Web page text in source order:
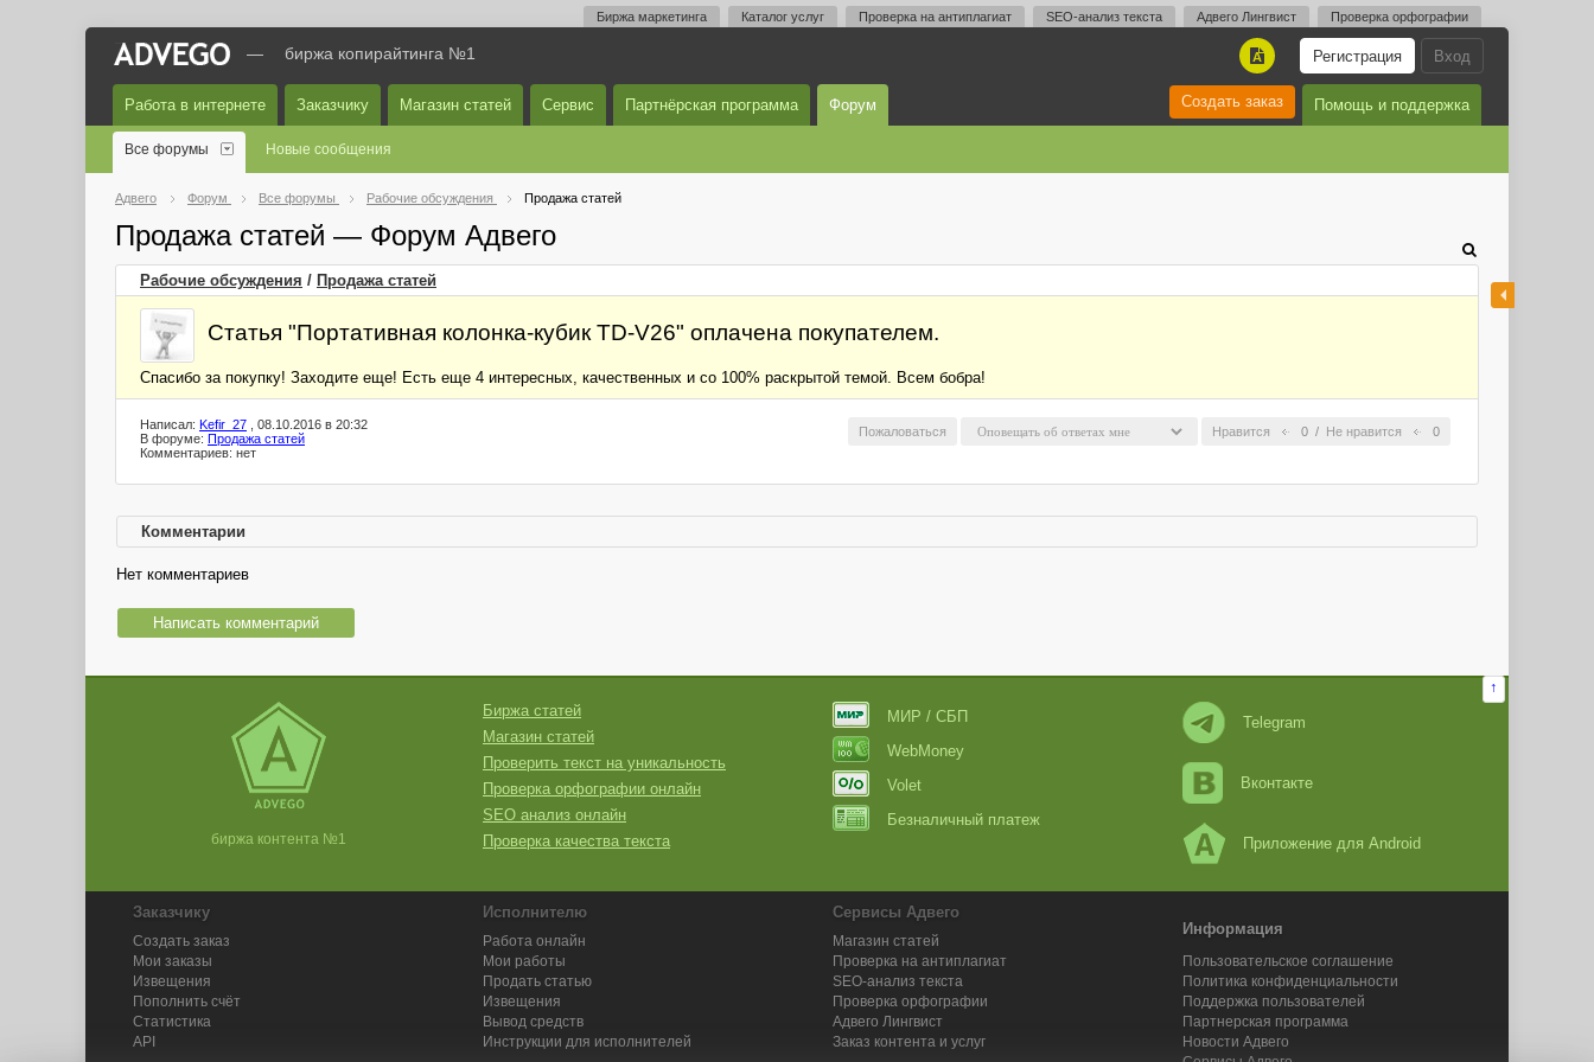
Биржа маркетинга Каталог услуг Проверка на антиплагиат SEO-анализ текста Адвего Лингвист Проверка орфографии
Вход
Регистрация
A
— биржа копирайтинга №1
Работа в интернете Заказчику Магазин статей Сервис Партнёрская программа Форум Помощь и поддержка
Создать заказ
Все форумы Новые сообщения
Адвего Форум Все форумы Рабочие обсуждения Продажа статей
Продажа статей — Форум Адвего
Рабочие обсуждения / Продажа статей
Статья "Портативная колонка-кубик TD-V26" оплачена покупателем.
Спасибо за покупку! Заходите еще! Есть еще 4 интересных, качественных и со 100% раскрытой темой. Всем бобра!
Нравится 0 / Не нравится 0
Пожаловаться
Написал: Kefir_27 , 08.10.2016 в 20:32
В форуме: Продажа статей
Комментариев: нет
Комментарии
Нет комментариев
Написать комментарий
↑
биржа контента №1
Биржа статей
Магазин статей
Проверить текст на уникальность
Проверка орфографии онлайн
SEO анализ онлайн
Проверка качества текста
МИР / СБП
WebMoney
Volet
Безналичный платеж
Telegram
Вконтакте
Приложение для Android
Заказчику
Создать заказ
Мои заказы
Извещения
Пополнить счёт
Статистика
API
Исполнителю
Работа онлайн
Мои работы
Продать статью
Извещения
Вывод средств
Инструкции для исполнителей
Сервисы Адвего
Магазин статей
Проверка на антиплагиат
SEO-анализ текста
Проверка орфографии
Адвего Лингвист
Заказ контента и услуг
Информация
Пользовательское соглашение
Политика конфиденциальности
Поддержка пользователей
Партнерская программа
Новости Адвего